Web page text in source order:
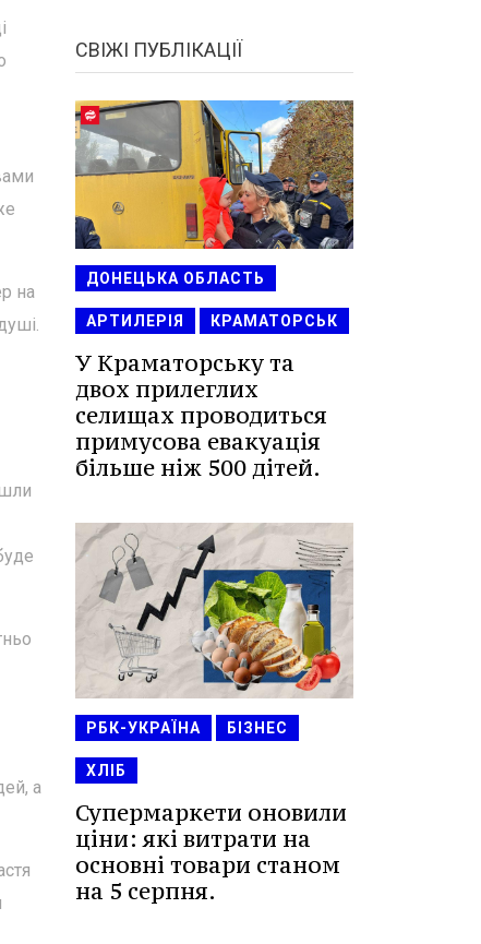
на
а
СВІЖІ ПУБЛІКАЦІЇ
ДОНЕЦЬКА ОБЛАСТЬ
АРТИЛЕРІЯ КРАМАТОРСЬК
У Краматорську та
двох прилеглих
селищах проводиться
примусова евакуація
більше ніж 500 дітей.
РБК-УКРАЇНА БІЗНЕС
ХЛІБ
Супермаркети оновили
ціни: які витрати на
основні товари станом
на 5 серпня.